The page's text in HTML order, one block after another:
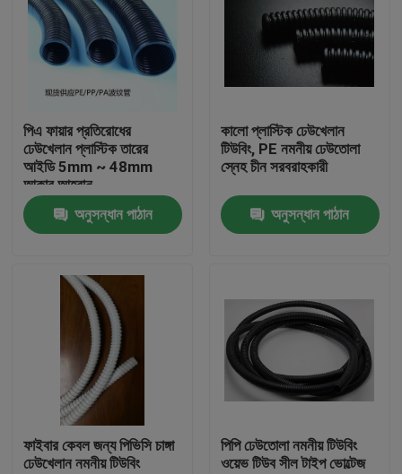
পণ্য
আমাদের সম্পর্কে
কারখানা ভ্রমণ
মান নিয়ন্ত্রণ
যোগাযোগ করুন
উদ্ধৃতির জন্য আবেদন
নমনীয় পিভিসি টিউবিং
তাপ সঙ্কুচিত নল
ঢেউখেলান নমনীয় টিউবিং
পিএ ফায়ার প্রতিরোধের
ঢেউখেলান প্লাস্টিক তারের
আইডি 5mm ~ 48mm
আকার আহ্বান
অনুসন্ধান পাঠান
কালো প্লাস্টিক ঢেউখেলান
টিউবিং, PE নমনীয় ঢেউতোলা
স্নেহ চীন সরবরাহকারী
অনুসন্ধান পাঠান
ফাইবার কেবল জন্য পিভিসি চাঙ্গা
ঢেউখেলান নমনীয় টিউবিং
পিপি ঢেউতোলা নমনীয় টিউবিং
ওয়েভ টিউব সীল টাইপ ভোল্টেজ